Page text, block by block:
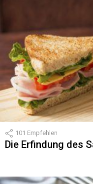
101 Empfehlen
Die Erfindung des